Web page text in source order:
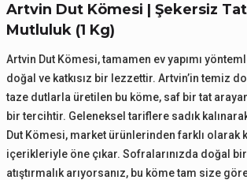
Artvin Dut Kömesi | Şekersiz
Mutluluk (1 Kg)
Artvin Dut Kömesi, tamamen ev yapımı
doğal ve katkısız bir lezzettir. Artvin’in temiz
taze dutlarla üretilen bu köme, saf bir tat
bir tercihtir. Geleneksel tariflere sadık
Dut Kömesi, market ürünlerinden farklı olarak
içerikleriyle öne çıkar. Sofralarınızda doğal
atıştırmalık arıyorsanız, bu köme tam size